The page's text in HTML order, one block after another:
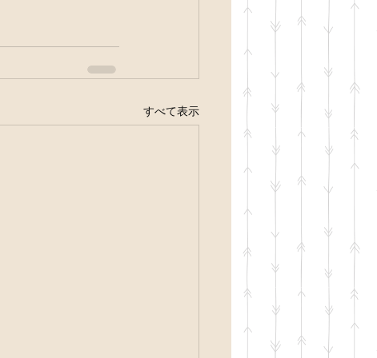
すべて表示